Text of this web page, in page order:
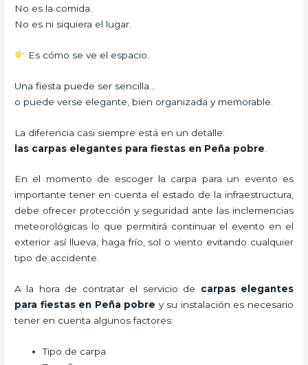
No es la comida.
No es ni siquiera el lugar.
Es cómo se ve el espacio.
Una fiesta puede ser sencilla…
o puede verse elegante, bien organizada y memorable.
La diferencia casi siempre está en un detalle:
las carpas elegantes para fiestas en Peña pobre
En el momento de escoger la carpa para un evento es
importante tener en cuenta el estado de la infraestructura,
debe ofrecer protección y seguridad ante las inclemencias
meteorológicas lo que permitirá continuar el evento en el
exterior así llueva, haga frío, sol o viento evitando cualquier
tipo de accidente.
A la hora de contratar el servicio de carpas elegantes
para fiestas en Peña pobre y su instalación es necesario
tener en cuenta algunos factores:
Tipo de carpa